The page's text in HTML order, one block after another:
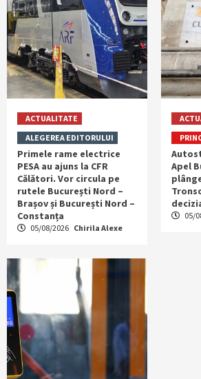
ACTUALITATE
ALEGEREA EDITORULUI
Primele rame electrice
PESA au ajuns la CFR
Călători. Vor circula pe
rutele București Nord –
Brașov și București Nord –
Constanța
05/08/2026 Chirila Alexe
Apel
05/